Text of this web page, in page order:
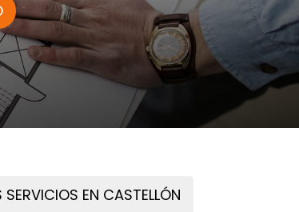
SERVICIOS EN CASTELLÓN